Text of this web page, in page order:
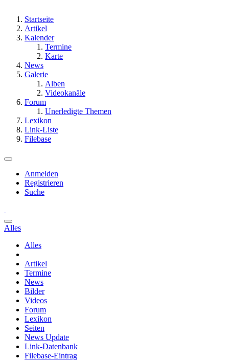
Startseite
Artikel
Kalender
Termine
Karte
News
Galerie
Alben
Videokanäle
Forum
Unerledigte Themen
Lexikon
Link-Liste
Filebase
Anmelden
Registrieren
Suche
Alles
Alles
Artikel
Termine
News
Bilder
Videos
Forum
Lexikon
Seiten
News Update
Link-Datenbank
Filebase-Eintrag